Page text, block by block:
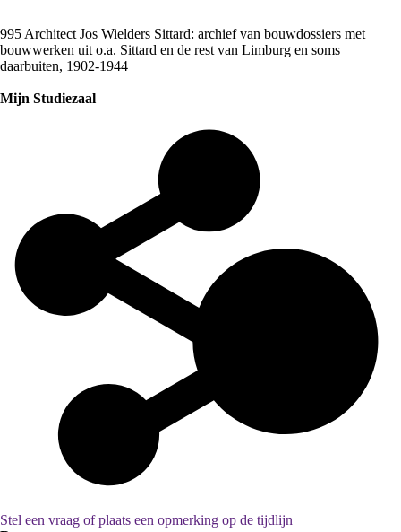
995 Architect Jos Wielders Sittard: archief van bouwdossiers met
bouwwerken uit o.a. Sittard en de rest van Limburg en soms
daarbuiten, 1902-1944
Mijn Studiezaal
Stel een vraag of plaats een opmerking op de tijdlijn